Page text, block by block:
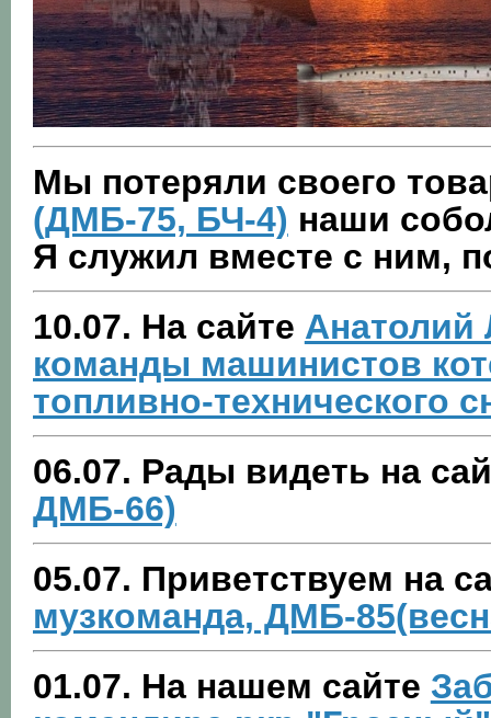
Мы потеряли своего
(ДМБ-75, БЧ-4) наши
Я служил вместе с ним,
10.07. На сайте Анатолий
команды машинистов
топливно-технического
06.07. Рады видеть на
ДМБ-66)
05.07. Приветствуем на
музкоманда, ДМБ-
01.07. На нашем сайте